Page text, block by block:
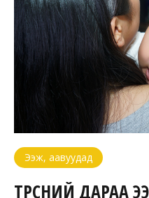
Ээж, аавуудад
ТӨРСНИЙ ДАРАА